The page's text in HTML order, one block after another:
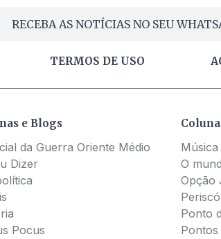
RECEBA AS NOTÍCIAS NO SEU
TERMOS DE USO
e Blogs
da Guerra Oriente Médio
Dizer
Pocus
Música
O
Opção
Ponto
Pontos